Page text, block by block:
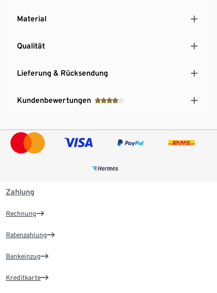
Material
Qualität
Lieferung & Rücksendung
Kundenbewertungen
Zahlung
Rechnung
Ratenzahlung
Bankeinzug
Kreditkarte